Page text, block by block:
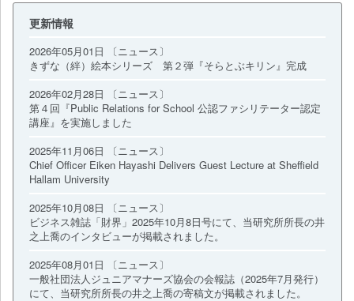
更新情報
2026年05月01日 〔ニュース〕
きずな（絆）絵本シリーズ 第２弾『そらとぶキリン』完成
2026年02月28日 〔ニュース〕
第４回『Public Relations for School 公認ファシリテーター認定
講座』を実施しました
2025年11月06日 〔ニュース〕
Chief Officer Eiken Hayashi Delivers Guest Lecture at Sheffield
Hallam University
2025年10月08日 〔ニュース〕
ビジネス雑誌「財界」2025年10月8日号にて、当研究所所長の井
之上喬のインタビューが掲載されました。
2025年08月01日 〔ニュース〕
一般社団法人ジュニアマナーズ協会の会報誌（2025年7月発行）
にて、当研究所所長の井之上喬の寄稿文が掲載されました。